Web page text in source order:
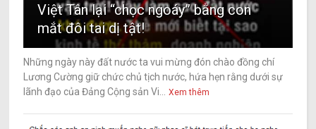
Việt Tân lại “chọc ngoáy” bằng con
mắt đôi tai dị tật!
Những ngày này đất nước ta vui mừng đón chào đồng chí
Lương Cường giữ chức chủ tịch nước, hứa hẹn rằng dưới sự
lãnh đạo của Đảng Cộng sản Vi...
Xem thêm